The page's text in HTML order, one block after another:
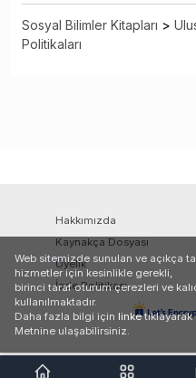
Sosyal Bilimler Kitapları >
Politikaları
Hakkımızda
Kaynakça Dosyası
Üyelik
İade Politikası
Web sitemizde sunulan ve açıkça
hizmetler için kesinlikle gerekli,
birinci taraf oturum çerezleri ve
kullanılmaktadır.
Daha fazla bilgi için linke
Metnine ulaşabilirsiniz.